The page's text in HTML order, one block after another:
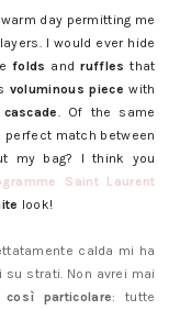
day permitting me
I would ever hide
folds andruffles that
voluminous piece with
. Of the same
perfect match between
my bag? I think you
Saint Laurent
look!
calda mi ha
strati. Non avrei mai
così particolare: tutte